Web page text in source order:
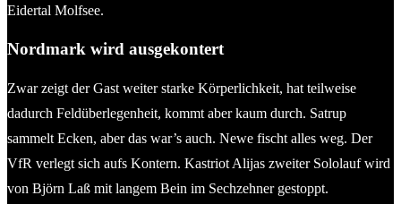
Eidertal Molfsee.
Nordmark wird ausgekontert
Zwar zeigt der Gast weiter starke Körperlichkeit, hat teilweise
dadurch Feldüberlegenheit, kommt aber kaum durch. Satrup
sammelt Ecken, aber das war’s auch. Newe fischt alles weg. Der
VfR verlegt sich aufs Kontern. Kastriot Alijas zweiter Sololauf wird
von Björn Laß mit langem Bein im Sechzehner gestoppt.